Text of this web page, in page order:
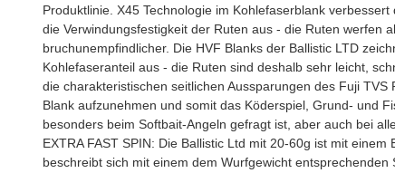
Produktlinie. X45 Technologie im Kohlefaserblank
die Verwindungsfestigkeit der Ruten aus - die Ruten werfen
bruchunempfindlicher. Die HVF Blanks der Ballistic LTD
Kohlefaseranteil aus - die Ruten sind deshalb sehr leicht,
die charakteristischen seitlichen Aussparungen des Fuji
Blank aufzunehmen und somit das Köderspiel, Grund- und
besonders beim Softbait-Angeln gefragt ist, aber auch bei
EXTRA FAST SPIN: Die Ballistic Ltd mit 20-60g ist mit
beschreibt sich mit einem dem Wurfgewicht